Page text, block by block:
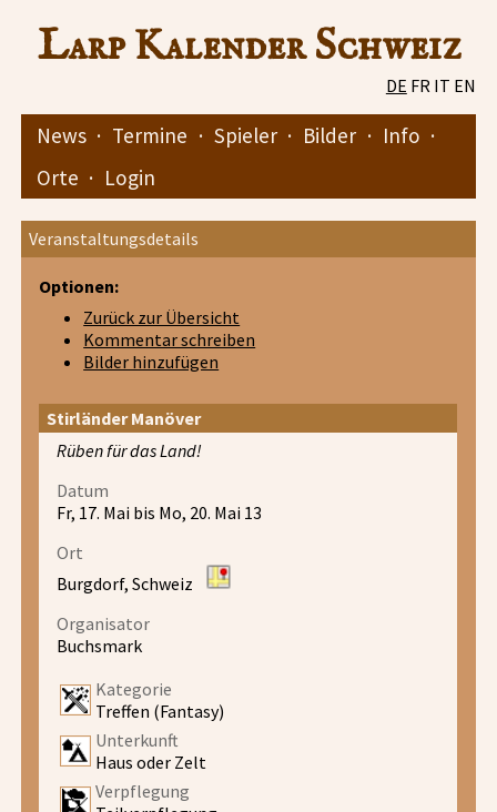
Larp Kalender Schweiz
DE FR IT EN
News · Termine · Spieler · Bilder · Info ·
Orte · Login
Veranstaltungsdetails
Optionen:
Zurück zur Übersicht
Kommentar schreiben
Bilder hinzufügen
Stirländer Manöver
Rüben für das Land!
Datum
Fr, 17. Mai bis Mo, 20. Mai 13
Ort
Burgdorf, Schweiz
Organisator
Buchsmark
Kategorie
Treffen (Fantasy)
Unterkunft
Haus oder Zelt
Verpflegung